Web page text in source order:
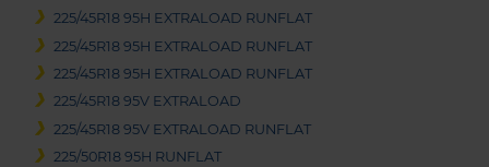
225/45R18 95H EXTRALOAD RUNFLAT
225/45R18 95H EXTRALOAD RUNFLAT
225/45R18 95H EXTRALOAD RUNFLAT
225/45R18 95V EXTRALOAD
225/45R18 95V EXTRALOAD RUNFLAT
225/50R18 95H RUNFLAT